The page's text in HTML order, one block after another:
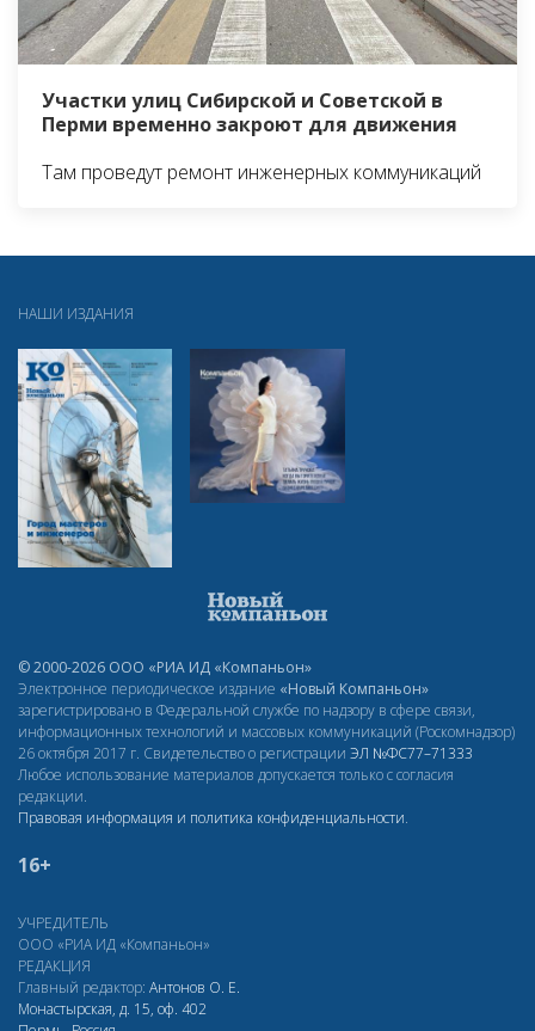
Участки улиц Сибирской и Советской в
Перми временно закроют для движения
Там проведут ремонт инженерных коммуникаций
НАШИ ИЗДАНИЯ
© 2000-2026 ООО «РИА ИД «Компаньон»
Электронное периодическое издание «Новый Компаньон»
зарегистрировано в Федеральной службе по надзору в сфере связи,
информационных технологий и массовых коммуникаций (Роскомнадзор)
26 октября 2017 г. Свидетельство о регистрации ЭЛ №ФС77–71333
Любое использование материалов допускается только с согласия
редакции.
Правовая информация и политика конфиденциальности.
16+
УЧРЕДИТЕЛЬ
ООО «РИА ИД «Компаньон»
РЕДАКЦИЯ
Главный редактор: Антонов О. Е.
Монастырская, д. 15, оф. 402